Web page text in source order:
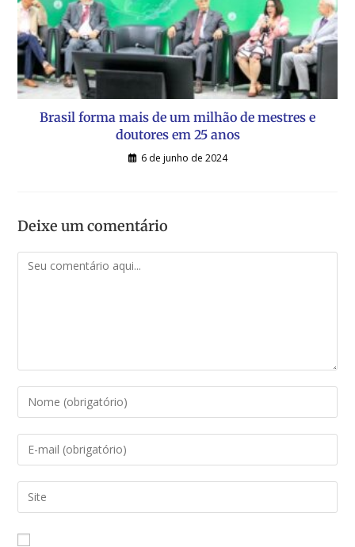
Brasil forma mais de um milhão de mestres e
doutores em 25 anos
6 de junho de 2024
Deixe um comentário